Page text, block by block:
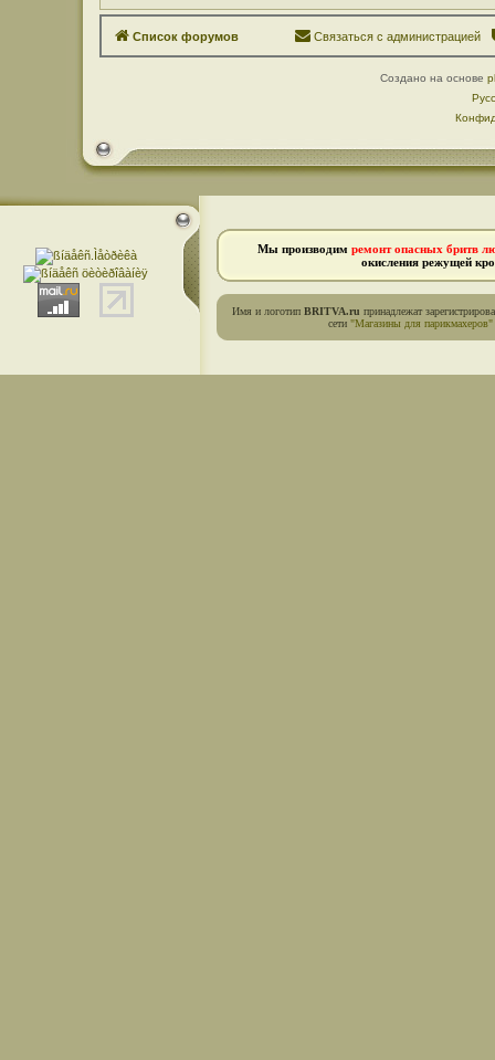
Список форумов Связаться с администрацией
Создано на основе
Мы производим ремонт опасных бритв
окисления режущей
Имя и логотип BRITVA.ru принадлежат
сети "Магазины для парикмахеров"